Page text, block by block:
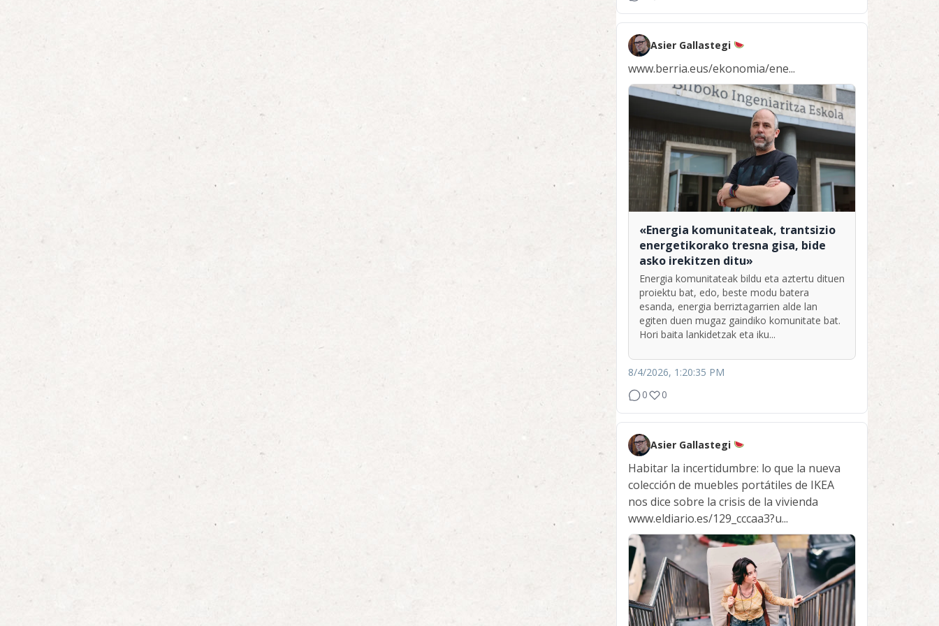
Asier Gallastegi
www.berria.eus/ekonomia/ene...
«Energia komunitateak, trantsizio
energetikorako tresna gisa, bide
asko irekitzen ditu»
Energia komunitateak bildu eta aztertu dituen
proiektu bat, edo, beste modu batera
esanda, energia berriztagarrien alde lan
egiten duen mugaz gaindiko komunitate bat.
Hori baita lankidetzak eta iku...
8/4/2026, 1:20:35 PM
0
0
Asier Gallastegi
Habitar la incertidumbre: lo que la nueva
colección de muebles portátiles de IKEA
nos dice sobre la crisis de la vivienda
www.eldiario.es/129_cccaa3?u...